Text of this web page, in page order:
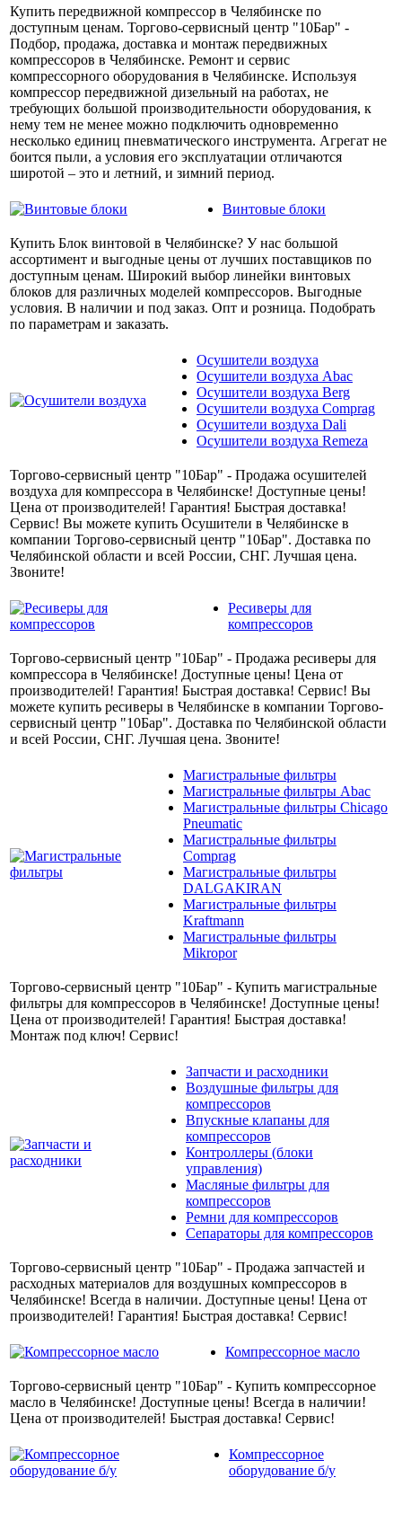
Купить передвижной компрессор в Челябинске по
доступным ценам. Торгово-сервисный центр "10Бар" -
Подбор, продажа, доставка и монтаж передвижных
компрессоров в Челябинске. Ремонт и сервис
компрессорного оборудования в Челябинске. Используя
компрессор передвижной дизельный на работах, не
требующих большой производительности оборудования, к
нему тем не менее можно подключить одновременно
несколько единиц пневматического инструмента. Агрегат не
боится пыли, а условия его эксплуатации отличаются
широтой – это и летний, и зимний период.
Винтовые блоки
Купить Блок винтовой в Челябинске? У нас большой
ассортимент и выгодные цены от лучших поставщиков по
доступным ценам. Широкий выбор линейки винтовых
блоков для различных моделей компрессоров. Выгодные
условия. В наличии и под заказ. Опт и розница. Подобрать
по параметрам и заказать.
Осушители воздуха
Осушители воздуха Abac
Осушители воздуха Berg
Осушители воздуха Comprag
Осушители воздуха Dali
Осушители воздуха Remeza
Торгово-сервисный центр "10Бар" - Продажа осушителей
воздуха для компрессора в Челябинске! Доступные цены!
Цена от производителей! Гарантия! Быстрая доставка!
Сервис! Вы можете купить Осушители в Челябинске в
компании Торгово-сервисный центр "10Бар". Доставка по
Челябинской области и всей России, СНГ. Лучшая цена.
Звоните!
Ресиверы для
компрессоров
Торгово-сервисный центр "10Бар" - Продажа ресиверы для
компрессора в Челябинске! Доступные цены! Цена от
производителей! Гарантия! Быстрая доставка! Сервис! Вы
можете купить ресиверы в Челябинске в компании Торгово-
сервисный центр "10Бар". Доставка по Челябинской области
и всей России, СНГ. Лучшая цена. Звоните!
Магистральные фильтры
Магистральные фильтры Abac
Магистральные фильтры Chicago
Pneumatic
Магистральные фильтры
Comprag
Магистральные фильтры
DALGAKIRAN
Магистральные фильтры
Kraftmann
Магистральные фильтры
Mikropor
Торгово-сервисный центр "10Бар" - Купить магистральные
фильтры для компрессоров в Челябинске! Доступные цены!
Цена от производителей! Гарантия! Быстрая доставка!
Монтаж под ключ! Сервис!
Запчасти и расходники
Воздушные фильтры для
компрессоров
Впускные клапаны для
компрессоров
Контроллеры (блоки
управления)
Масляные фильтры для
компрессоров
Ремни для компрессоров
Сепараторы для компрессоров
Торгово-сервисный центр "10Бар" - Продажа запчастей и
расходных материалов для воздушных компрессоров в
Челябинске! Всегда в наличии. Доступные цены! Цена от
производителей! Гарантия! Быстрая доставка! Сервис!
Компрессорное масло
Торгово-сервисный центр "10Бар" - Купить компрессорное
масло в Челябинске! Доступные цены! Всегда в наличии!
Цена от производителей! Быстрая доставка! Сервис!
Компрессорное
оборудование б/у